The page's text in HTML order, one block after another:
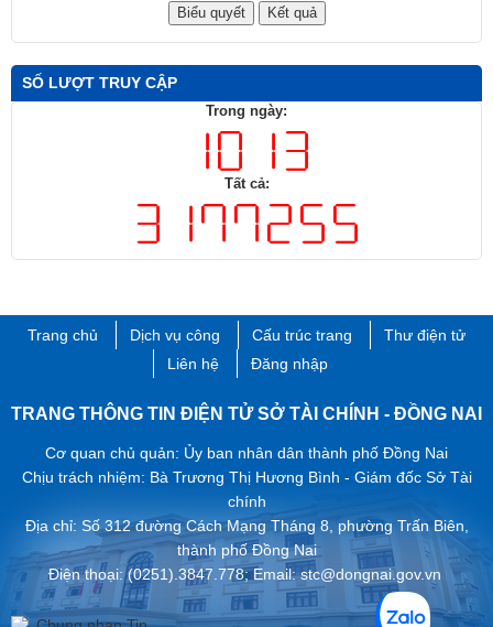
SỐ LƯỢT TRUY CẬP
Trong ngày:
Tất cả:
Trang chủ Dịch vụ công Cấu trúc trang
Thư điện tử
Liên hệ
Đăng nhập
TRANG THÔNG TIN ĐIỆN TỬ SỞ TÀI CHÍNH - ĐỒNG NAI
Cơ quan chủ quản: Ủy ban nhân dân thành phố Đồng Nai
Chịu trách nhiệm: Bà Trương Thị Hương Bình - Giám đốc Sở Tài
chính
Địa chỉ: Số 312 đường Cách Mạng Tháng 8, phường Trấn Biên,
thành phố ​Đồng Nai
Điện thoại: (0251).3847.778; Email: stc@dongnai.gov.vn ​